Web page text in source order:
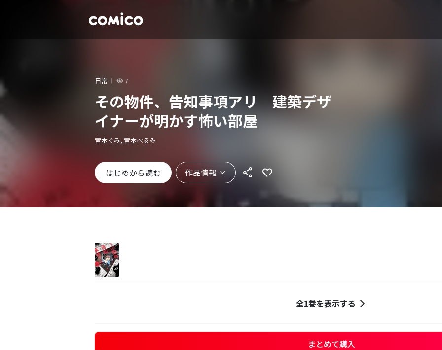
日常 7
その物件、告知事項アリ 建築デザ
イナーが明かす怖い部屋
宮本ぐみ, 宮本ぺるみ
はじめから読む 作品情報
全1巻を表示する
まとめて購入